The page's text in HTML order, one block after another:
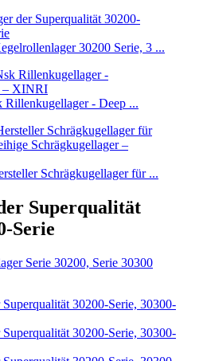
30200 Serie, 3 ...
Rillenkugellager - Deep ...
Schrägkugellager für ...
Superqualität
Serie